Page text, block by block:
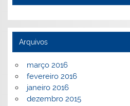
Arquivos
março 2016
fevereiro 2016
janeiro 2016
dezembro 2015